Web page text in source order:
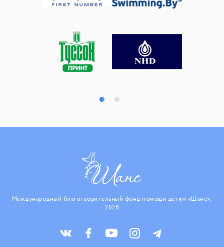
Международный благотворительный фонд помощи детям «Шанс»,
2026